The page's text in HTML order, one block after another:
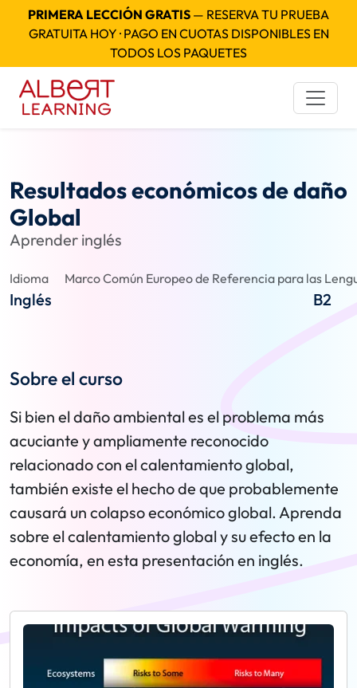
PRIMERA LECCIÓN GRATIS — RESERVA TU PRUEBA
GRATUITA HOY · PAGO EN CUOTAS DISPONIBLES EN
TODOS LOS PAQUETES
Resultados económicos de daño
Global
Aprender inglés
Idioma
Inglés
Marco Común Europeo de Referencia para las
B2
Sobre el curso
Si bien el daño ambiental es el problema más
acuciante y ampliamente reconocido
relacionado con el calentamiento global,
también existe el hecho de que probablemente
causará un colapso económico global. Aprenda
sobre el calentamiento global y su efecto en la
economía, en esta presentación en inglés.